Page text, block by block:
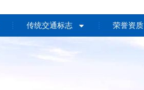
传统交通标志 荣誉资质